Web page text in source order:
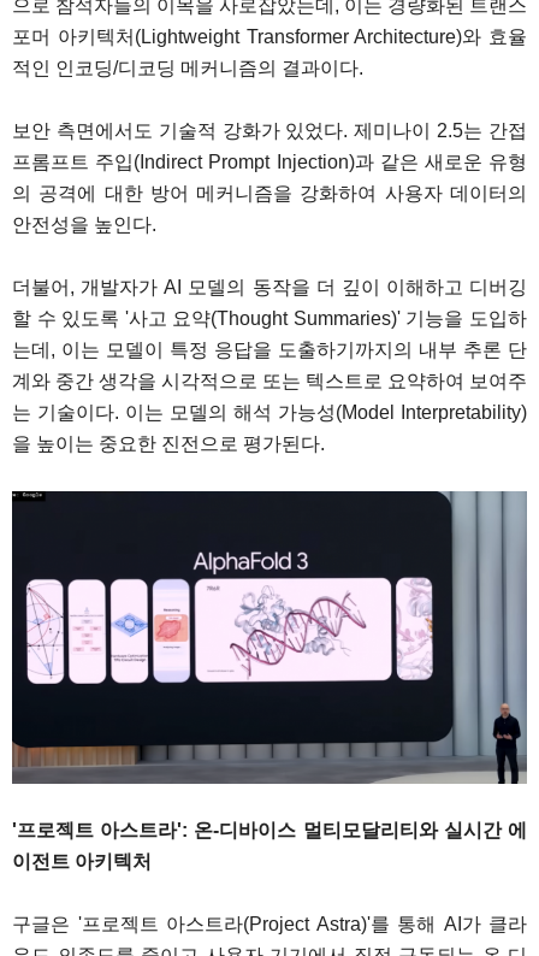
으로 참석자들의 이목을 사로잡았는데, 이는 경량화된 트랜스
포머 아키텍처(Lightweight Transformer Architecture)와 효율
적인 인코딩/디코딩 메커니즘의 결과이다.
보안 측면에서도 기술적 강화가 있었다. 제미나이 2.5는 간접
프롬프트 주입(Indirect Prompt Injection)과 같은 새로운 유형
의 공격에 대한 방어 메커니즘을 강화하여 사용자 데이터의
안전성을 높인다.
더불어, 개발자가 AI 모델의 동작을 더 깊이 이해하고 디버깅
할 수 있도록 '사고 요약(Thought Summaries)' 기능을 도입하
는데, 이는 모델이 특정 응답을 도출하기까지의 내부 추론 단
계와 중간 생각을 시각적으로 또는 텍스트로 요약하여 보여주
는 기술이다. 이는 모델의 해석 가능성(Model Interpretability)
을 높이는 중요한 진전으로 평가된다.
'프로젝트 아스트라': 온-디바이스 멀티모달리티와 실시간 에
이전트 아키텍처
구글은 '프로젝트 아스트라(Project Astra)'를 통해 AI가 클라